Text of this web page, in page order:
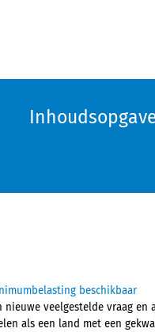
beschikbaar
nieuwe veelgestelde vraag
als een land met een